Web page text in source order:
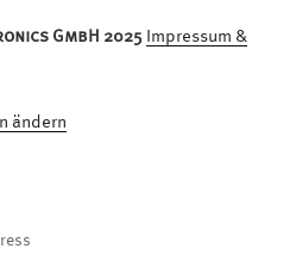
GmbH 2025 Impressum &
ändern